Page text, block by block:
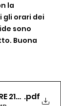
la
gli orari dei
sono
Buona
21-22.pdf